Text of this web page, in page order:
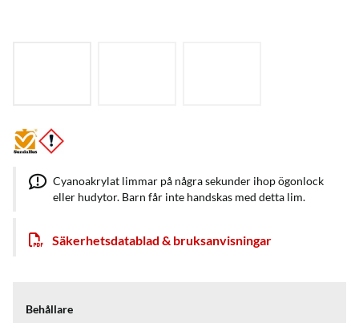
Cyanoakrylat limmar på några sekunder ihop ögonlock
eller hudytor. Barn får inte handskas med detta lim.
Säkerhetsdatablad & bruksanvisningar
Behållare